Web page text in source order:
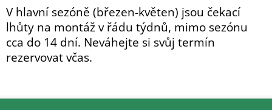
V hlavní sezóně (březen-květen) jsou čekací
lhůty na montáž v řádu týdnů, mimo sezónu
cca do 14 dní. Neváhejte si svůj termín
rezervovat včas.
Z